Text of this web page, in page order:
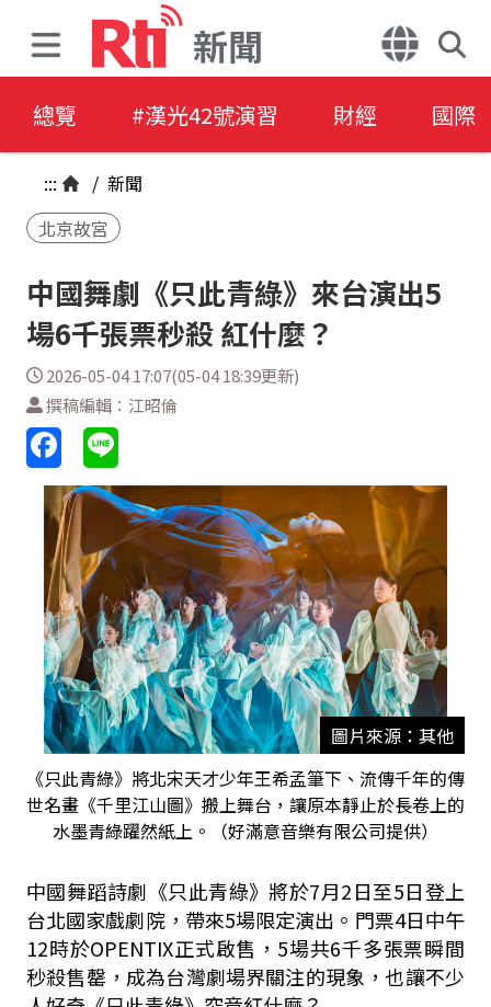
新聞
總覽 #漢光42號演習 財經 國際
::: / 新聞
北京故宮
中國舞劇《只此青綠》來台演出5
場6千張票秒殺 紅什麼？
2026-05-04 17:07(05-04 18:39更新)
撰稿編輯：江昭倫
圖片來源：其他
《只此青綠》將北宋天才少年王希孟筆下、流傳千年的傳
世名畫《千里江山圖》搬上舞台，讓原本靜止於長卷上的
水墨青綠躍然紙上。（好滿意音樂有限公司提供）
中國舞蹈詩劇《只此青綠》將於7月2日至5日登上
台北國家戲劇院，帶來5場限定演出。門票4日中午
12時於OPENTIX正式啟售，5場共6千多張票瞬間
秒殺售罄，成為台灣劇場界關注的現象，也讓不少